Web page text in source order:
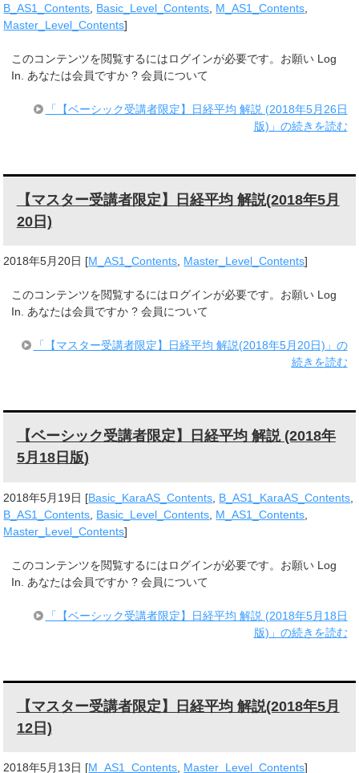
B_AS1_Contents Basic_Level_Contents M_AS1_Contents
Master_Level_Contents]
このコンテンツを閲覧するにはログインが必要です。お願い Log
In. あなたは会員ですか ? 会員について
「【ベーシック受講者限定】日経平均 解説 (2018年5月26日
版)」の続きを読む
【マスター受講者限定】日経平均 解説(2018年5月
20日)
2018年5月20日 [M_AS1_Contents, Master_Level_Contents]
このコンテンツを閲覧するにはログインが必要です。お願い Log
In. あなたは会員ですか ? 会員について
「【マスター受講者限定】日経平均 解説(2018年5月20日)」の
続きを読む
【ベーシック受講者限定】日経平均 解説 (2018年
5月18日版)
2018年5月19日 [Basic_KaraAS_Contents B_AS1_KaraAS_Contents
B_AS1_Contents Basic_Level_Contents M_AS1_Contents
Master_Level_Contents]
このコンテンツを閲覧するにはログインが必要です。お願い Log
In. あなたは会員ですか ? 会員について
「【ベーシック受講者限定】日経平均 解説 (2018年5月18日
版)」の続きを読む
【マスター受講者限定】日経平均 解説(2018年5月
12日)
2018年5月13日 [M_AS1_Contents Master_Level_Contents]